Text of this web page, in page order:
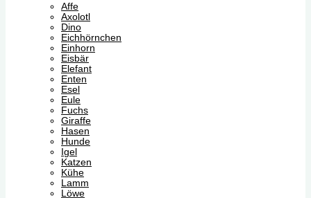
Affe
Axolotl
Dino
Eichhörnchen
Einhorn
Eisbär
Elefant
Enten
Esel
Eule
Fuchs
Giraffe
Hasen
Hunde
Igel
Katzen
Kühe
Lamm
Löwe